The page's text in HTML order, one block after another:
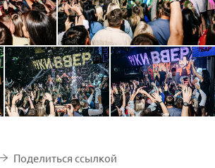
Поделиться ссылкой